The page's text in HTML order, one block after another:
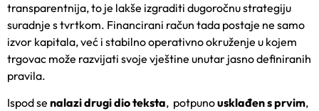
transparentnija, to je lakše izgraditi dugoročnu strategiju
suradnje s tvrtkom. Financirani račun tada postaje ne samo
izvor kapitala, već i stabilno operativno okruženje u kojem
trgovac može razvijati svoje vještine unutar jasno definiranih
pravila.
Ispod se nalazi drugi dio teksta, potpunousklađen s prvim,